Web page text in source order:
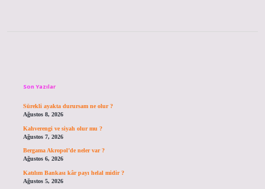
Son Yazılar
Sürekli ayakta durursam ne olur ?
Ağustos 8, 2026
Kahverengi ve siyah olur mu ?
Ağustos 7, 2026
Bergama Akropol’de neler var ?
Ağustos 6, 2026
Katılım Bankası kâr payı helal midir ?
Ağustos 5, 2026